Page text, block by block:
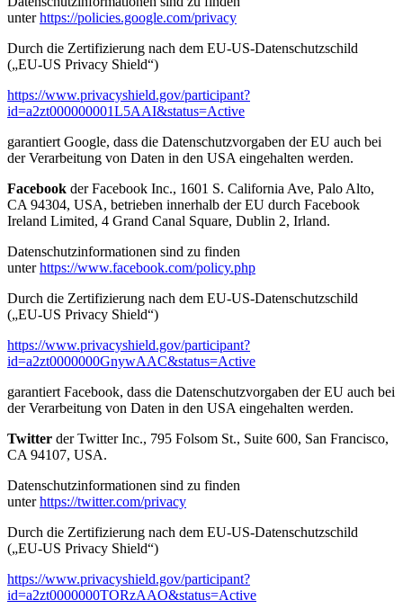
unterhttps://policies.google.com/privacy
Durch die Zertifizierung nach dem EU-US-Datenschutzschild
(„EU-US Privacy Shield“)
https://www.privacyshield.gov/participant?
id=a2zt000000001L5AAI&status=Active
garantiert Google, dass die Datenschutzvorgaben der EU auch bei
der Verarbeitung von Daten in den USA eingehalten werden.
Facebook der Facebook Inc., 1601 S. California Ave, Palo Alto,
CA 94304, USA, betrieben innerhalb der EU durch Facebook
Ireland Limited, 4 Grand Canal Square, Dublin 2, Irland.
Datenschutzinformationen sind zu finden
unterhttps://www.facebook.com/policy.php
Durch die Zertifizierung nach dem EU-US-Datenschutzschild
(„EU-US Privacy Shield“)
https://www.privacyshield.gov/participant?
id=a2zt0000000GnywAAC&status=Active
garantiert Facebook, dass die Datenschutzvorgaben der EU auch bei
der Verarbeitung von Daten in den USA eingehalten werden.
Twitter der Twitter Inc., 795 Folsom St., Suite 600, San Francisco,
CA 94107, USA.
Datenschutzinformationen sind zu finden
unterhttps://twitter.com/privacy
Durch die Zertifizierung nach dem EU-US-Datenschutzschild
(„EU-US Privacy Shield“)
https://www.privacyshield.gov/participant?
id=a2zt0000000TORzAAO&status=Active